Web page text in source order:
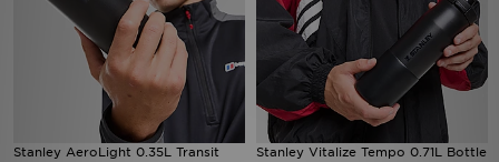
Stanley AeroLight 0.35L Transit
Stanley Vitalize Tempo 0.71L Bottle
Geschenkkarte
Filialfinder